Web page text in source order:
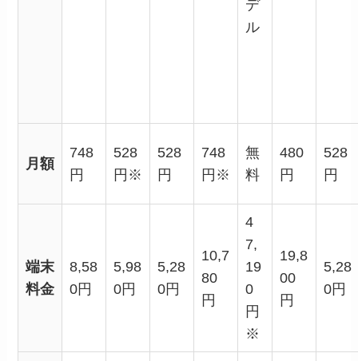
デ
ル
月額
748
円
528
円※
528
円
748
円※
無
料
480
円
528
円
端末
料金
8,58
0円
5,98
0円
5,28
0円
10,7
80
円
4
7,
19
0
円
※
19,8
00
円
5,28
0円